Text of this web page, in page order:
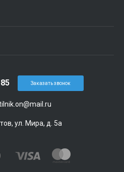
ул. Мира, д. 5а
Заказать звонок